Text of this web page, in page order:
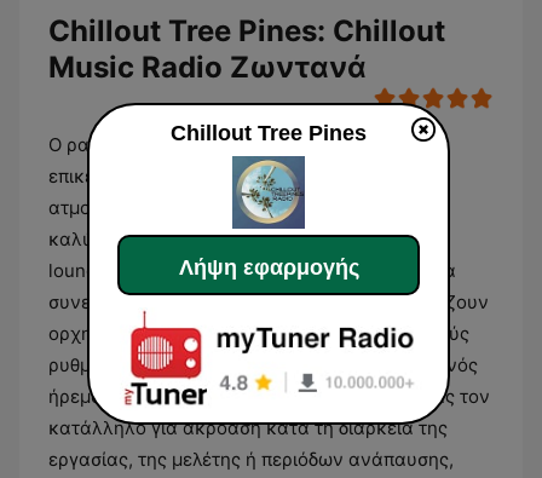
Chillout Tree Pines: Chillout
Music Radio Ζωντανά
Ο ραδιοφωνικός σταθμός Chillout Tree Pines
επικεντρώνεται αποκλειστικά στη μετάδοση
ατμοσφαιρικής και χαλαρωτικής μουσικής,
καλύπτοντας είδη όπως chillout, ambient και
lounge. Το πρόγραμμά του αποτελείται από μια
συνεχή ροή μουσικών κομματιών που συνδυάζουν
ορχηστρικά στοιχεία με απαλούς ηλεκτρονικούς
ρυθμούς. Ο σταθμός επιδιώκει τη δημιουργία ενός
ήρεμου ηχητικού περιβάλλοντος, καθιστώντας τον
κατάλληλο για ακρόαση κατά τη διάρκεια της
εργασίας, της μελέτης ή περιόδων ανάπαυσης,
Chillout Tree Pines
Λήψη εφαρμογής